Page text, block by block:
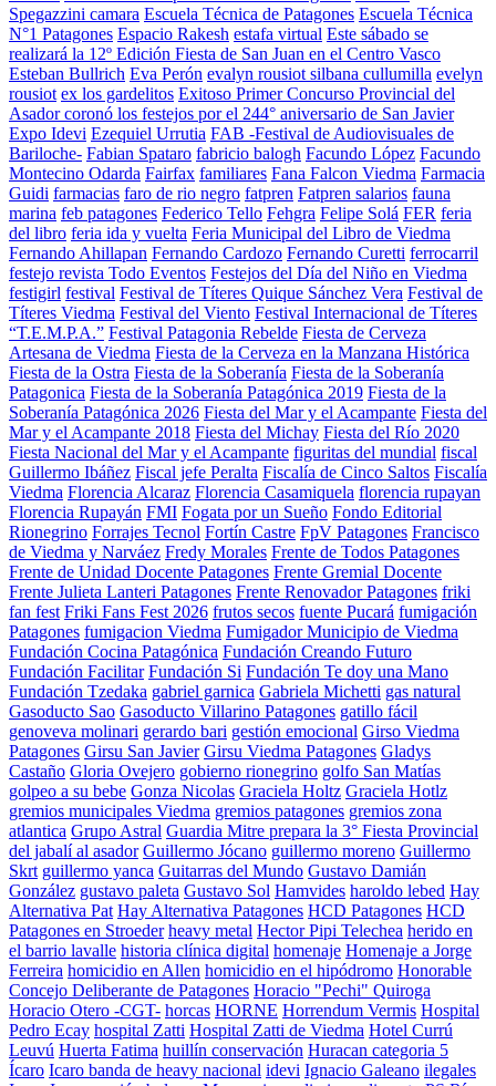
Spegazzini camara Escuela Técnica de Patagones Escuela Técnica
N°1 Patagones Espacio Rakesh estafa virtual Este sábado se
realizará la 12º Edición Fiesta de San Juan en el Centro Vasco
Esteban Bullrich Eva Perón evalyn rousiot silbana cullumilla evelyn
rousiot ex los gardelitos Exitoso Primer Concurso Provincial del
Asador coronó los festejos por el 244° aniversario de San Javier
Expo Idevi Ezequiel Urrutia FAB -Festival de Audiovisuales de
Bariloche- Fabian Spataro fabricio balogh Facundo López Facundo
Montecino Odarda Fairfax familiares Fana Falcon Viedma Farmacia
Guidi farmacias faro de rio negro fatpren Fatpren salarios fauna
marina feb patagones Federico Tello Fehgra Felipe Solá FER feria
del libro feria ida y vuelta Feria Municipal del Libro de Viedma
Fernando Ahillapan Fernando Cardozo Fernando Curetti ferrocarril
festejo revista Todo Eventos Festejos del Día del Niño en Viedma
festigirl festival Festival de Títeres Quique Sánchez Vera Festival de
Títeres Viedma Festival del Viento Festival Internacional de Títeres
“T.E.M.P.A.” Festival Patagonia Rebelde Fiesta de Cerveza
Artesana de Viedma Fiesta de la Cerveza en la Manzana Histórica
Fiesta de la Ostra Fiesta de la Soberanía Fiesta de la Soberanía
Patagonica Fiesta de la Soberanía Patagónica 2019 Fiesta de la
Soberanía Patagónica 2026 Fiesta del Mar y el Acampante Fiesta del
Mar y el Acampante 2018 Fiesta del Michay Fiesta del Río 2020
Fiesta Nacional del Mar y el Acampante figuritas del mundial fiscal
Guillermo Ibáñez Fiscal jefe Peralta Fiscalía de Cinco Saltos Fiscalía
Viedma Florencia Alcaraz Florencia Casamiquela florencia rupayan
Florencia Rupayán FMI Fogata por un Sueño Fondo Editorial
Rionegrino Forrajes Tecnol Fortín Castre FpV Patagones Francisco
de Viedma y Narváez Fredy Morales Frente de Todos Patagones
Frente de Unidad Docente Patagones Frente Gremial Docente
Frente Julieta Lanteri Patagones Frente Renovador Patagones friki
fan fest Friki Fans Fest 2026 frutos secos fuente Pucará fumigación
Patagones fumigacion Viedma Fumigador Municipio de Viedma
Fundación Cocina Patagónica Fundación Creando Futuro
Fundación Facilitar Fundación Si Fundación Te doy una Mano
Fundación Tzedaka gabriel garnica Gabriela Michetti gas natural
Gasoducto Sao Gasoducto Villarino Patagones gatillo fácil
genoveva molinari gerardo bari gestión emocional Girso Viedma
Patagones Girsu San Javier Girsu Viedma Patagones Gladys
Castaño Gloria Ovejero gobierno rionegrino golfo San Matías
golpeo a su bebe Gonza Nicolas Graciela Holtz Graciela Hotlz
gremios municipales Viedma gremios patagones gremios zona
atlantica Grupo Astral Guardia Mitre prepara la 3° Fiesta Provincial
del jabalí al asador Guillermo Jócano guillermo moreno Guillermo
Skrt guillermo yanca Guitarras del Mundo Gustavo Damián
González gustavo paleta Gustavo Sol Hamvides haroldo lebed Hay
Alternativa Pat Hay Alternativa Patagones HCD Patagones HCD
Patagones en Stroeder heavy metal Hector Pipi Telechea herido en
el barrio lavalle historia clínica digital homenaje Homenaje a Jorge
Ferreira homicidio en Allen homicidio en el hipódromo Honorable
Concejo Deliberante de Patagones Horacio "Pechi" Quiroga
Horacio Otero -CGT- horcas HORNE Horrendum Vermis Hospital
Pedro Ecay hospital Zatti Hospital Zatti de Viedma Hotel Currú
Leuvú Huerta Fatima huillín conservación Huracan categoria 5
Ícaro Icaro banda de heavy nacional idevi Ignacio Galeano ilegales